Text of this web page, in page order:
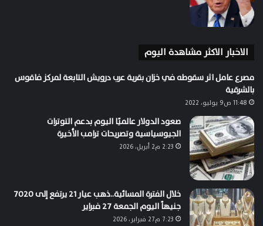
الاخبار الاكثر مشاهدة اليوم
مصرع عامل اثر سقوطه في خزان بقرية عرب درويش التابعة لمركز فاقوس
بالشرقية
11:48 ص9 يوليو، 2022
صعود الدولار عالميًا اليوم بدعم التوترات
الجيوسياسية وتصريحات ترامب الأخيرة
2:23 م2 أبريل، 2026
خلال الفترة المسائية..ذهب عيار 21 يرتفع إلى 7020
جنيهاً اليوم الجمعة 27 فبراير
7:23 م27 فبراير، 2026